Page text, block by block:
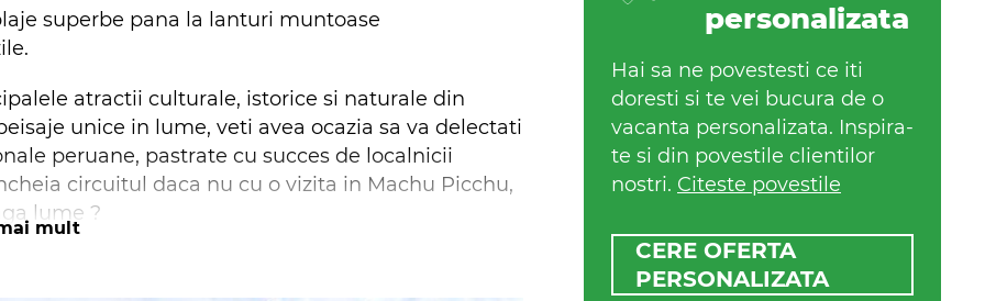
superbe pana la lanturi muntoase
atractii culturale, istorice si naturale din
unice in lume, veti avea ocazia sa va delectati
peruane, pastrate cu succes de localnicii
circuitul daca nu cu o vizita in Machu Picchu,
lume ?
mult
personalizata
Hai sa ne povestesti ce iti
doresti si te vei bucura de o
vacanta personalizata. Inspira-
te si din povestile clientilor
nostri. Citeste povestile
CERE OFERTA
PERSONALIZATA